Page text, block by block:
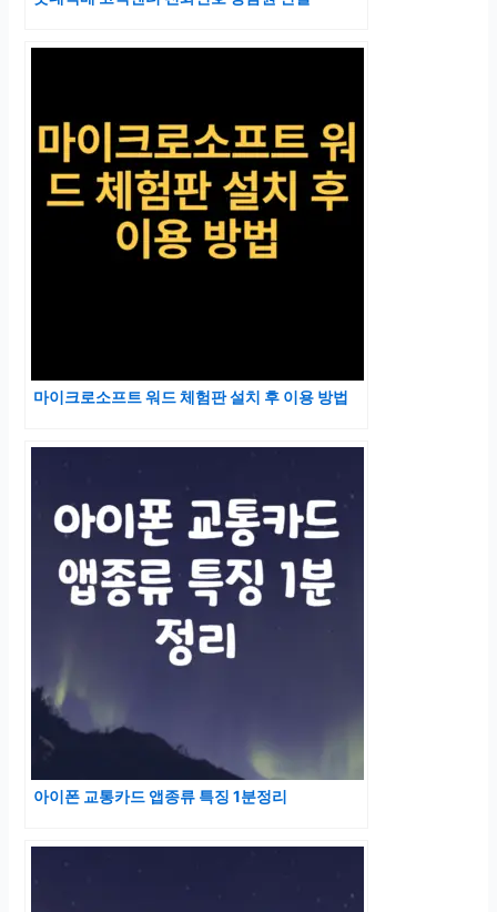
마이크로소프트 워드 체험판 설치 후 이용 방법
아이폰 교통카드 앱종류 특징 1분정리